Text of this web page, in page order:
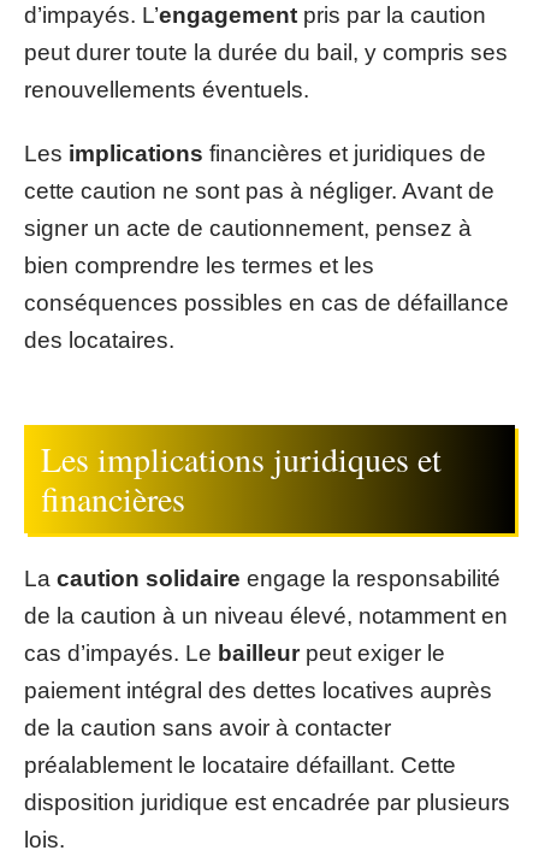
d’impayés. L’engagement pris par la caution
peut durer toute la durée du bail, y compris ses
renouvellements éventuels.
Les implications financières et juridiques de
cette caution ne sont pas à négliger. Avant de
signer un acte de cautionnement, pensez à
bien comprendre les termes et les
conséquences possibles en cas de défaillance
des locataires.
Les implications juridiques et
financières
La caution solidaire engage la responsabilité
de la caution à un niveau élevé, notamment en
cas d’impayés. Le bailleurpeut exiger le
paiement intégral des dettes locatives auprès
de la caution sans avoir à contacter
préalablement le locataire défaillant. Cette
disposition juridique est encadrée par plusieurs
lois.